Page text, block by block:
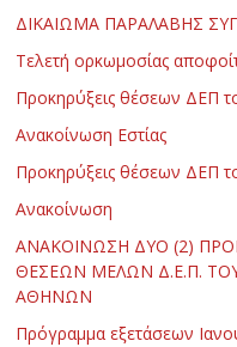
ΔΙΚΑΙΩΜΑ ΠΑΡΑΛΑΒΗΣ
Τελετή ορκωμοσίας
Προκηρύξεις θέσεων ΔΕΠ
Ανακοίνωση Εστίας
Προκηρύξεις θέσεων ΔΕΠ
Ανακοίνωση
ΑΝΑΚΟΙΝΩΣΗ ΔΥΟ (2)
ΘΕΣΕΩΝ ΜΕΛΩΝ Δ.Ε.Π.
ΑΘΗΝΩΝ
Πρόγραμμα εξετάσεων